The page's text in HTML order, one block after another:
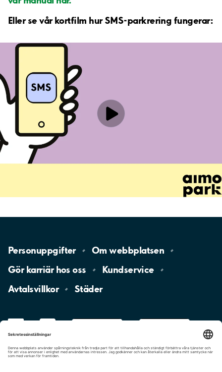
Eller se vår kortfilm hur SMS-parkrering fungerar:
Personuppgifter Omwebbplatsen
Gör karriär hososs
Kundservice
Avtalsvillkor
Städer